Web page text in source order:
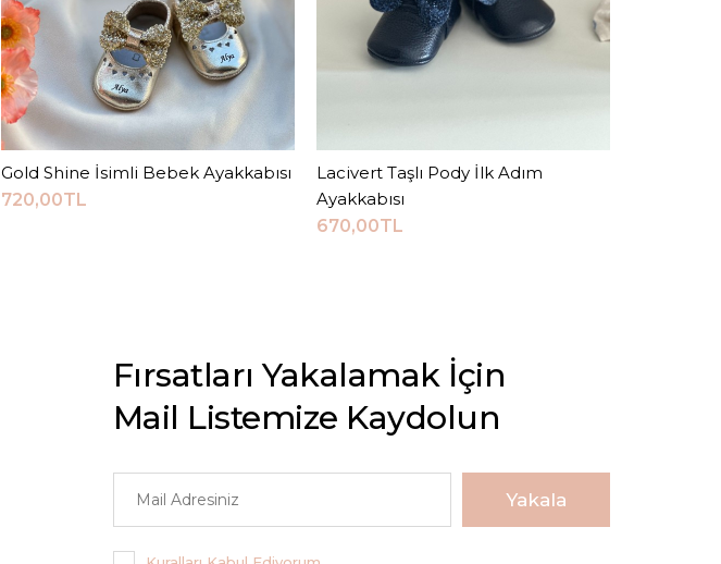
Sepete Ekle
Gold Shine İsimli Bebek Ayakkabısı
720,00TL
Sepete Ekle
Lacivert Taşlı Pody İlk Adım
Ayakkabısı
670,00TL
Fırsatları Yakalamak İçin
Mail Listemize Kaydolun
Yakala